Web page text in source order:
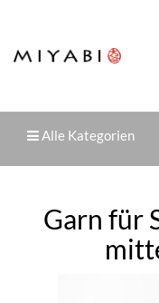
Alle Kategorien
Garn für